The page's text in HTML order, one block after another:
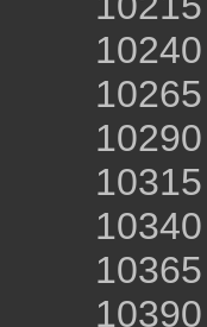
10240
10265
10290
10315
10340
10365
10390